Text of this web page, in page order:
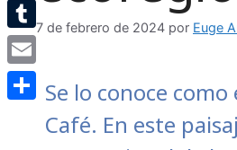
7 de febrero de 2024 por Euge
Se lo conoce
Café. En este
Twitter
Tumblr
Email
Compartir